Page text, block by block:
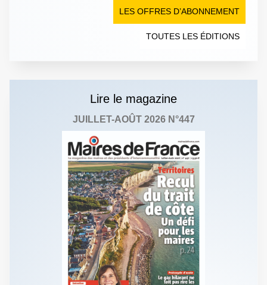
LES OFFRES D’ABONNEMENT
TOUTES LES ÉDITIONS
Lire le magazine
JUILLET-AOÛT 2026 N°447